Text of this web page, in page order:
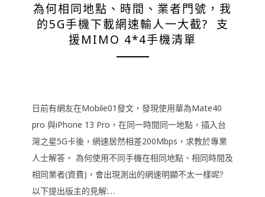
為何相同地點、時間、業者門號，我
的5G手機下載網速輸人一大截? 支
援MIMO 4*4手機清單
日前有網友在Mobile01發文，發現使用華為Mate40
pro 與iPhone 13 Pro，在同一時間同一地點，插入台
灣之星5G卡後，網速居然相差200Mbps，求教於專業
人士解答。 為何使用不同手機在相同地點、相同時間及
相同業者(資費)，會出現測出的網速明顯不太一樣呢?
以下提出版主的見解:…